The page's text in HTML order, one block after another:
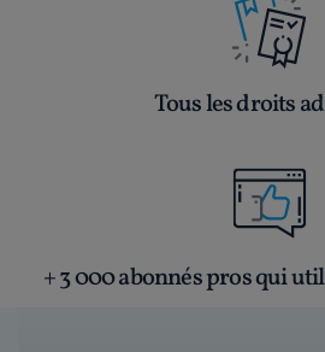
Tous les droits
+ 3 000 abonnés pros qui